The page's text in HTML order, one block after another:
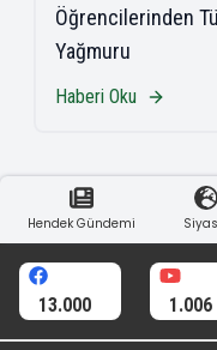
Öğrencilerinden
Yağmuru
Haberi Oku
Hendek Gündemi
13.000 1.006